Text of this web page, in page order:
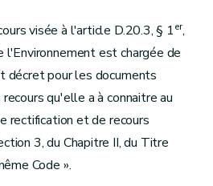
visée à l'article D.20.3, § 1er,
l'Environnement est chargée de
décret pour les documents
qu'elle a à connaitre au
rectification et de recours
3, du Chapitre II, du Titre
Code ».